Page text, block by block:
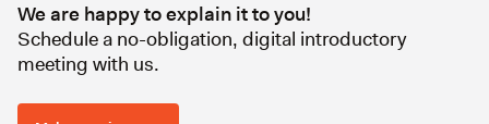
We are happy to explain it to you!
Schedule a no-obligation, digital introductory
meeting with us.